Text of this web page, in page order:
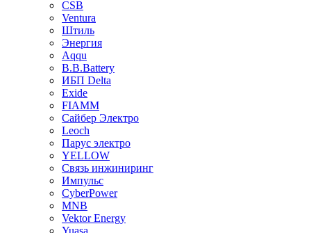
CSB
Ventura
Штиль
Энергия
Aqqu
B.B.Bаttery
ИБП Delta
Exide
FIAMM
Сайбер Электро
Leoch
Парус электро
YELLOW
Связь инжиниринг
Импульс
CyberPower
MNB
Vektor Energy
Yuasa